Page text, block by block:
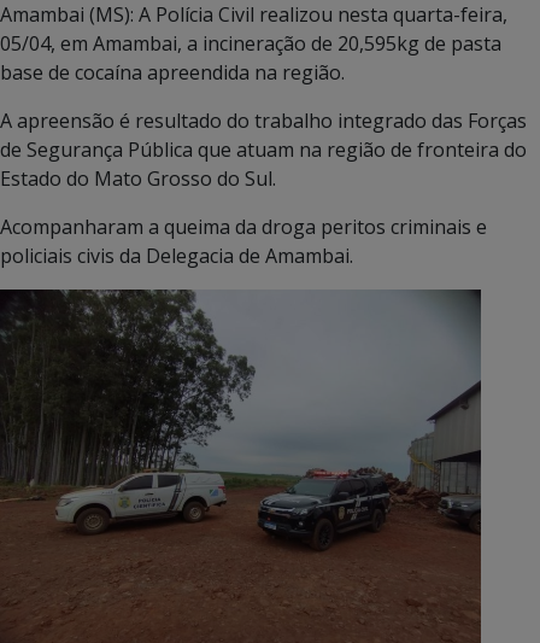
Amambai (MS): A Polícia Civil realizou nesta quarta-feira,
05/04, em Amambai, a incineração de 20,595kg de pasta
base de cocaína apreendida na região.
A apreensão é resultado do trabalho integrado das Forças
de Segurança Pública que atuam na região de fronteira do
Estado do Mato Grosso do Sul.
Acompanharam a queima da droga peritos criminais e
policiais civis da Delegacia de Amambai.